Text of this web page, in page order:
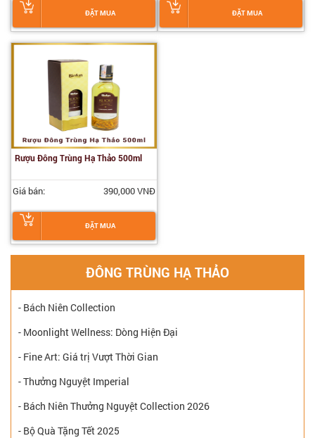
ĐẶT MUA ĐẶT MUA
Rượu Đông Trùng Hạ Thảo 500ml
Giá bán: 390,000 VNĐ
ĐẶT MUA
ĐÔNG TRÙNG HẠ THẢO
- Bách Niên Collection
- Moonlight Wellness: Dòng Hiện Đại
- Fine Art: Giá trị Vượt Thời Gian
- Thưởng Nguyệt Imperial
- Bách Niên Thưởng Nguyệt Collection 2026
- Bộ Quà Tặng Tết 2025